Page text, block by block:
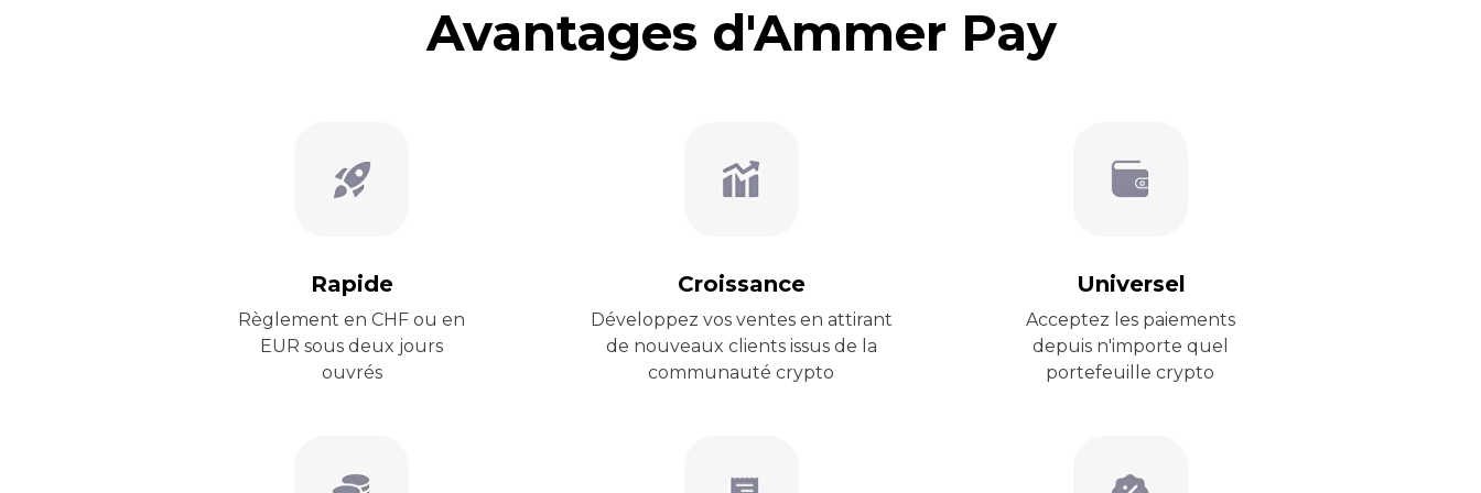
Avantages d'Ammer Pay
Rapide
Règlement en CHF ou en
EUR sous deux jours
ouvrés
Acceptez les paiements
depuis n'importe quel
portefeuille crypto
Universel
Croissance
Développez vos ventes en attirant
de nouveaux clients issus de la
communauté crypto